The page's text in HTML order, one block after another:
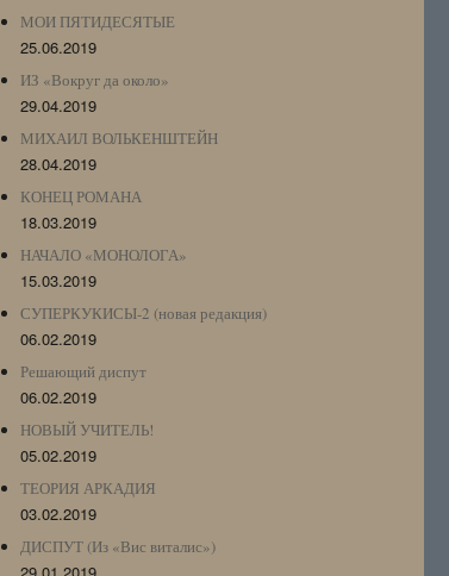
МОИ ПЯТИДЕСЯТЫЕ
25.06.2019
ИЗ «Вокруг да около»
29.04.2019
МИХАИЛ ВОЛЬКЕНШТЕЙН
28.04.2019
КОНЕЦ РОМАНА
18.03.2019
НАЧАЛО «МОНОЛОГА»
15.03.2019
СУПЕРКУКИСЫ-2 (новая редакция)
06.02.2019
Решающий диспут
06.02.2019
НОВЫЙ УЧИТЕЛЬ!
05.02.2019
ТЕОРИЯ АРКАДИЯ
03.02.2019
ДИСПУТ (Из «Вис виталис»)